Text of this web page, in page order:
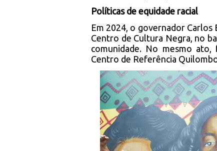
Políticas de equidade racial
Em 2024, o governador
Centro de Cultura Negra, no
comunidade. No mesmo
Centro de Referência